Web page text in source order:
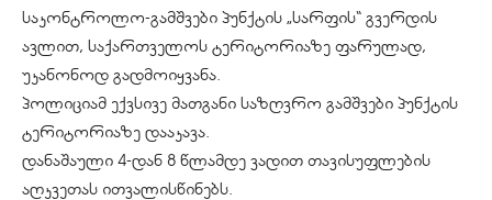
საკონტროლო-გამშვები პუნქტის „სარფის“ გვერდის
ავლით, საქართველოს ტერიტორიაზე ფარულად,
უკანონოდ გადმოიყვანა.
პოლიციამ ექვსივე მათგანი საზღვრო გამშვები პუნქტის
ტერიტორიაზე დააკავა.
დანაშაული 4-დან 8 წლამდე ვადით თავისუფლების
აღკვეთას ითვალისწინებს.